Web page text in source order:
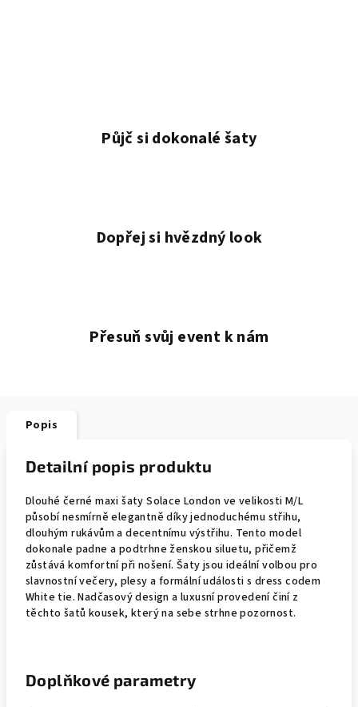
Půjč si dokonalé šaty
Dopřej si hvězdný look
Přesuň svůj event k nám
Popis
Detailní popis produktu
Dlouhé černé maxi šaty Solace London ve velikosti M/L
působí nesmírně elegantně díky jednoduchému střihu,
dlouhým rukávům a decentnímu výstřihu. Tento model
dokonale padne a podtrhne ženskou siluetu, přičemž
zůstává komfortní při nošení. Šaty jsou ideální volbou pro
slavnostní večery, plesy a formální události s dress codem
White tie. Nadčasový design a luxusní provedení činí z
těchto šatů kousek, který na sebe strhne pozornost.
Doplňkové parametry